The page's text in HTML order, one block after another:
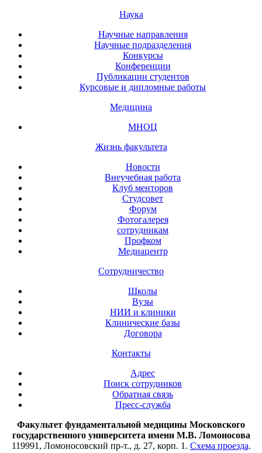
Наука
Научные направления
Научные подразделения
Конкурсы
Конференции
Публикации студентов
Курсовые и дипломные работы
Медицина
МНОЦ
Жизнь факультета
Новости
Внеучебная работа
Клуб менторов
Студсовет
Форум
Фотогалерея
сотрудникам
Профком
Медиацентр
Сотрудничество
Школы
Вузы
НИИ и клиники
Клинические базы
Договора
Контакты
Адрес
Поиск сотрудников
Обратная связь
Пресс-служба
Факультет фундаментальной медицины Московского
государственного университета имени М.В. Ломоносова
119991, Ломоносовский пр-т., д. 27, корп. 1. Схема проезда.